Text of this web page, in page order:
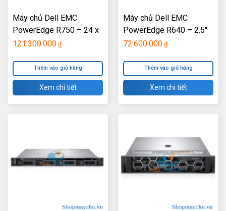
Máy chủ Dell EMC
PowerEdge R750 – 24 x
2.5″
121.300.000 ₫
Thêm vào giỏ hàng
Xem chi tiết
Máy chủ Dell EMC
PowerEdge R640 – 2.5″
72.600.000 ₫
Thêm vào giỏ hàng
Xem chi tiết